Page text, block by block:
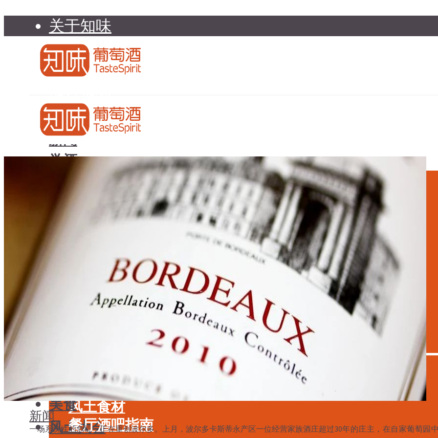
关于知味
知味介绍
知味专家顾问委员会
联系我们
知味荐酒
新闻
学酒
基础知识
品种
年份
投资收藏
留学教育
餐酒搭配
风土食材
风土大会
知味荐酒
新闻
学酒
酒具周边
品鉴专栏
美食
餐厅酒吧指南
新闻
一场系统性的危机，正在重创波尔多。上月，波尔多卡斯蒂永产区一位经营家族酒庄超过30年的庄主，在自家葡萄园